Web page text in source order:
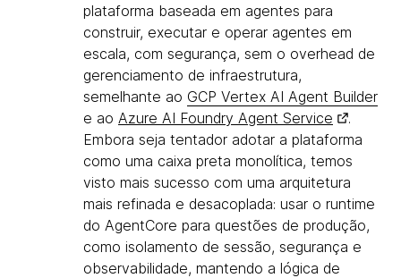
plataforma baseada em agentes para
construir, executar e operar agentes em
escala, com segurança, sem o overhead de
gerenciamento de infraestrutura,
semelhante ao GCP Vertex AI Agent Builder
e ao Azure AI Foundry Agent Service
.
Embora seja tentador adotar a plataforma
como uma caixa preta monolítica, temos
visto mais sucesso com uma arquitetura
mais refinada e desacoplada: usar o runtime
do AgentCore para questões de produção,
como isolamento de sessão, segurança e
observabilidade, mantendo a lógica de